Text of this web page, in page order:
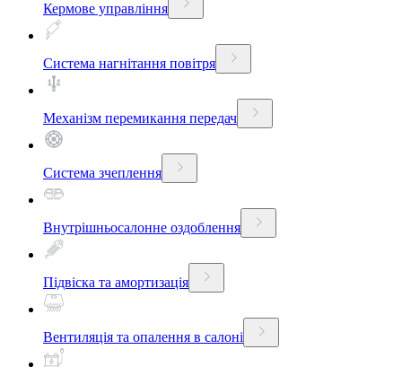
Кермове управління
Система нагнітання повітря
Механізм перемикання передач
Система зчеплення
Внутрішньосалонне оздоблення
Підвіска та амортизація
Вентиляція та опалення в салоні